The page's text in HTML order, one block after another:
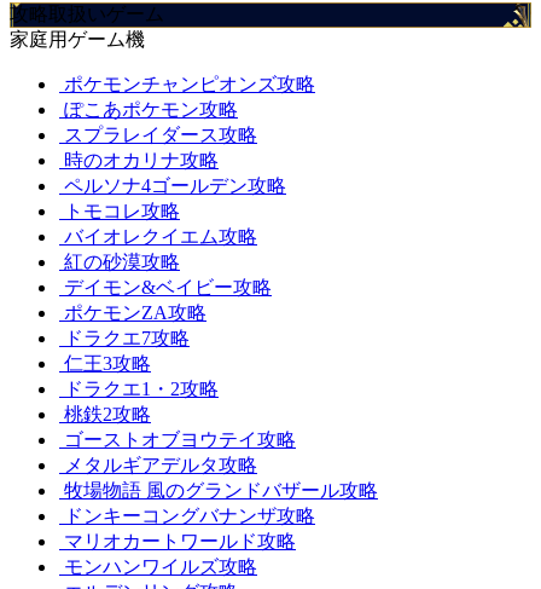
攻略取扱いゲーム
家庭用ゲーム機
ポケモンチャンピオンズ攻略
ぽこあポケモン攻略
スプラレイダース攻略
時のオカリナ攻略
ペルソナ4ゴールデン攻略
トモコレ攻略
バイオレクイエム攻略
紅の砂漠攻略
デイモン&ベイビー攻略
ポケモンZA攻略
ドラクエ7攻略
仁王3攻略
ドラクエ1・2攻略
桃鉄2攻略
ゴーストオブヨウテイ攻略
メタルギアデルタ攻略
牧場物語 風のグランドバザール攻略
ドンキーコングバナンザ攻略
マリオカートワールド攻略
モンハンワイルズ攻略